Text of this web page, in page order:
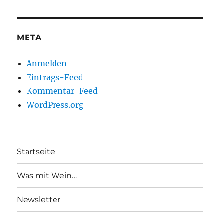
META
Anmelden
Eintrags-Feed
Kommentar-Feed
WordPress.org
Startseite
Was mit Wein…
Newsletter